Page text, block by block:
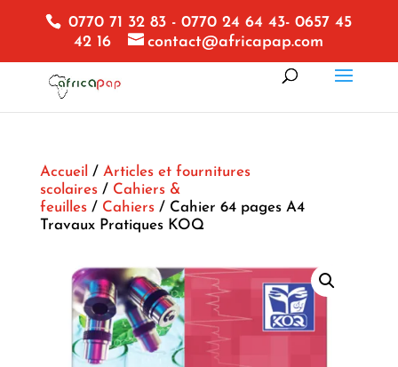
0770 71 32 83 - 0770 24 64 43- 0657 45
42 16
contact@africapap.com
Accueil / Articles et fournitures
scolaires/ Cahiers &
feuilles/ Cahiers/ Cahier 64 pages A4
Travaux Pratiques KOQ